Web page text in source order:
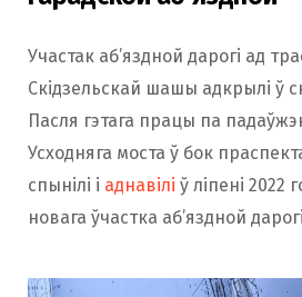
Участак аб’яздной дарогі ад
Скідзельскай шашы адкрылі ў
Пасля гэтага працы па
Усходняга моста ў бок
спынілі і аднавілі ў ліпені 2022
новага ўчастка аб’яздной